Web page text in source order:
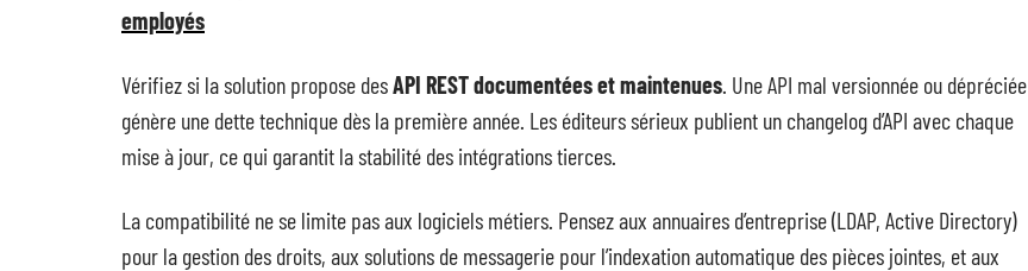
employés
Vérifiez si la solution propose desAPI REST documentées et maintenues. Une API mal versionnée ou dépréciée
génère une dette technique dès la première année. Les éditeurs sérieux publient un changelog d’API avec chaque
mise à jour, ce qui garantit la stabilité des intégrations tierces.
La compatibilité ne se limite pas aux logiciels métiers. Pensez aux annuaires d’entreprise (LDAP, Active Directory)
pour la gestion des droits, aux solutions de messagerie pour l’indexation automatique des pièces jointes, et aux